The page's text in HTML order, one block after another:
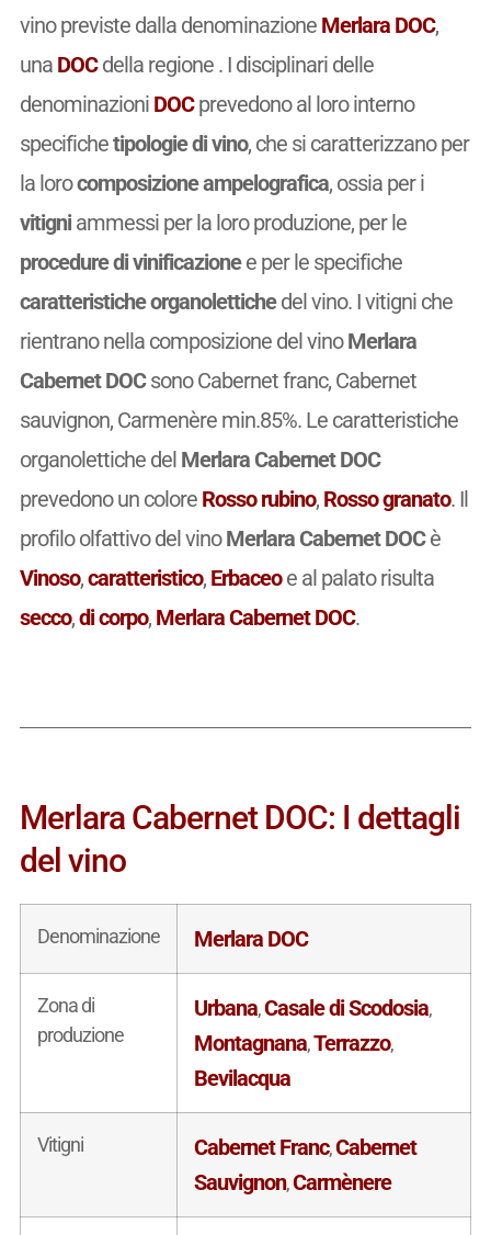
vino previste dalla denominazione Merlara DOC,
una DOCdella regione . I disciplinari delle
denominazioni DOCprevedono al loro interno
specifichetipologie di vino, che si caratterizzano per
la lorocomposizione ampelografica, ossia per i
vitigniammessi per la loro produzione, per le
procedure di vinificazionee per le specifiche
caratteristiche organolettichedel vino. I vitigni che
rientrano nella composizione del vinoMerlara
Cabernet DOCsono Cabernet franc, Cabernet
sauvignon, Carmenère min.85%. Le caratteristiche
organolettiche delMerlara Cabernet DOC
prevedono un colore Rosso rubino, Rosso granato. Il
profilo olfattivo del vinoMerlara Cabernet DOCè
Vinoso,caratteristico, Erbaceoe al palato risulta
secco,di corpo, Merlara Cabernet DOC.
Merlara Cabernet DOC: I dettagli
del vino
Denominazione Merlara DOC
Zona di
produzione
Urbana,Casale di Scodosia,
Montagnana,Terrazzo,
Bevilacqua
Vitigni Cabernet Franc,Cabernet
Sauvignon,Carmènere